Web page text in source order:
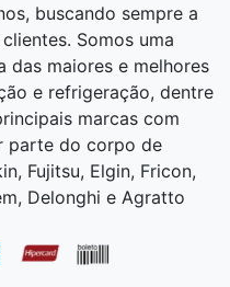
buscando sempre a
Somos uma
das maiores e melhores
e refrigeração, dentre
marcas com
parte do corpo de
Fujitsu, Elgin, Fricon,
Delonghi e Agratto